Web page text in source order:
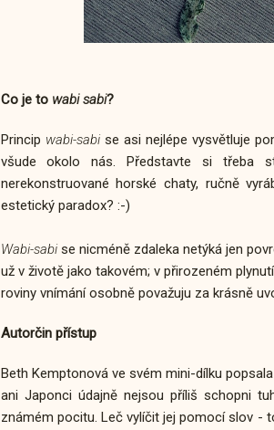
Co je to wabi sabi?
Princip wabi-sabise asi nejlépe vysvětluje
všude okolo nás. Představte si třeba
nerekonstruované horské chaty, ručně
estetický paradox? :-)
Wabi-sabise nicméně zdaleka netýká jen
už v životě jako takovém; v přirozeném
roviny vnímání osobně považuju za krásně
Autorčin přístup
Beth Kemptonová ve svém mini-dílku popsala
ani Japonci údajně nejsou příliš schopni
známém pocitu. Leč vylíčit jej pomocí slov -